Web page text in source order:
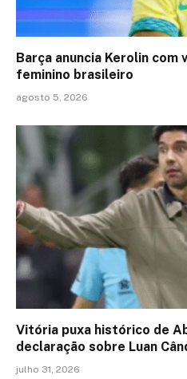
Barça anuncia Kerolin
feminino brasileiro
agosto 5, 2026
Vitória puxa histórico de
declaração sobre Luan
julho 31, 2026